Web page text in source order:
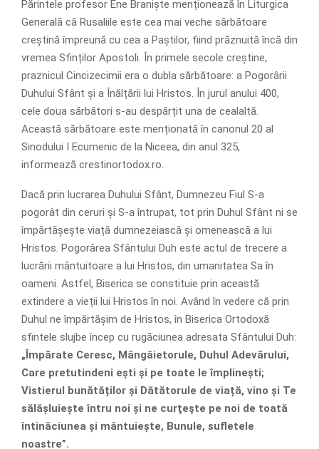
Părintele profesor Ene Braniște menționează în Liturgica
Generală că Rusaliile este cea mai veche sărbătoare
creștină împreună cu cea a Paștilor, fiind prăznuită încă din
vremea Sfinților Apostoli. În primele secole creștine,
praznicul Cincizecimii era o dubla sărbătoare: a Pogorârii
Duhului Sfânt și a Înălțării lui Hristos. În jurul anului 400,
cele doua sărbători s-au despărțit una de cealaltă.
Această sărbătoare este menționată în canonul 20 al
Sinodului I Ecumenic de la Niceea, din anul 325,
informează crestinortodox.ro.
Dacă prin lucrarea Duhului Sfânt, Dumnezeu Fiul S-a
pogorât din ceruri și S-a întrupat, tot prin Duhul Sfânt ni se
împărtășește viață dumnezeiască și omenească a lui
Hristos. Pogorârea Sfântului Duh este actul de trecere a
lucrării mântuitoare a lui Hristos, din umanitatea Sa în
oameni. Astfel, Biserica se constituie prin această
extindere a vieții lui Hristos în noi. Având în vedere că prin
Duhul ne împărtășim de Hristos, în Biserica Ortodoxă
sfintele slujbe încep cu rugăciunea adresata Sfântului Duh:
„Împărate Ceresc, Mângâietorule, Duhul Adevărului,
Care pretutindeni ești și pe toate le împlinești;
Vistierul bunătăților și Dătătorule de viață, vino și Te
sălășluiește întru noi și ne curţeşte pe noi de toată
întinăciunea și mântuiește, Bunule, sufletele
noastre”.